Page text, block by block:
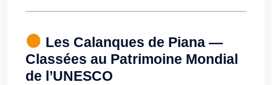
Les Calanques de Piana —
Classées au Patrimoine Mondial
de l’UNESCO